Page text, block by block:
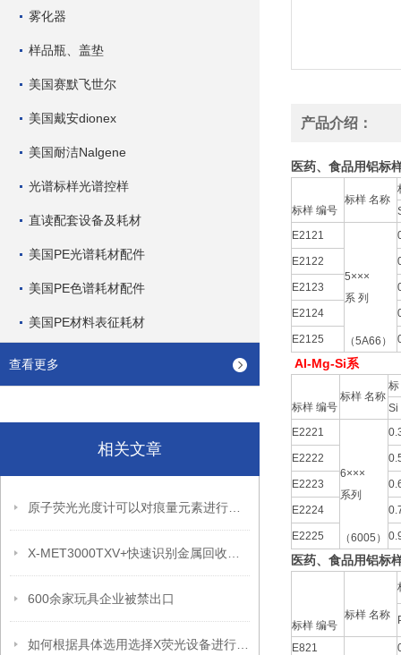
雾化器
样品瓶、盖垫
美国赛默飞世尔
美国戴安dionex
美国耐洁Nalgene
光谱标样光谱控样
直读配套设备及耗材
美国PE光谱耗材配件
美国PE色谱耗材配件
美国PE材料表征耗材
查看更多
相关文章
600余家玩具企业被禁出口
产品介绍：
医药、食品用铝标
标样 编号
标样 名称
E2121
5×××
系 列
（5A66）
E2122
E2123
E2124
E2125
Al-Mg-Si系
标样 编号
标样 名称
Si
E2221
6×××
系列
（6005）
E2222
E2223
E2224
E2225
医药、食品用铝标
标样 编号
标样 名称
E821